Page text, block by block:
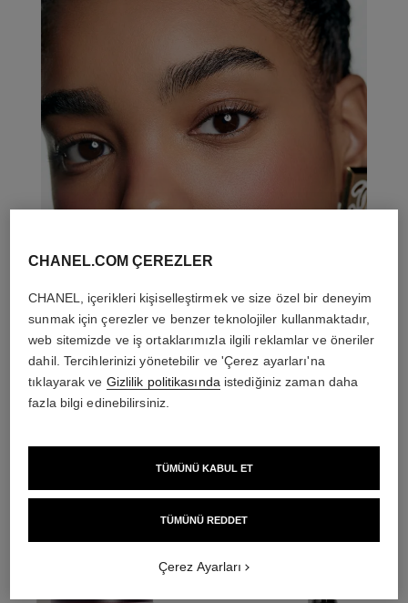
CHANEL.COM ÇEREZLER
CHANEL, içerikleri kişiselleştirmek ve size özel bir deneyim
sunmak için çerezler ve benzer teknolojiler kullanmaktadır,
web sitemizde ve iş ortaklarımızla ilgili reklamlar ve öneriler
dahil. Tercihlerinizi yönetebilir ve 'Çerez ayarları'na
tıklayarak ve Gizlilik politikasında istediğiniz zaman daha
fazla bilgi edinebilirsiniz.
TÜMÜNÜ REDDET
TÜMÜNÜ KABUL ET
Çerez Ayarları